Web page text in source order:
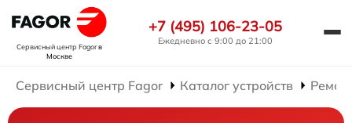
Сервисный центр Fagorв
Москве
+7 (495) 106-23-05
Ежедневно с 9:00 до 21:00
Сервисный центр Fagor Каталог устройств